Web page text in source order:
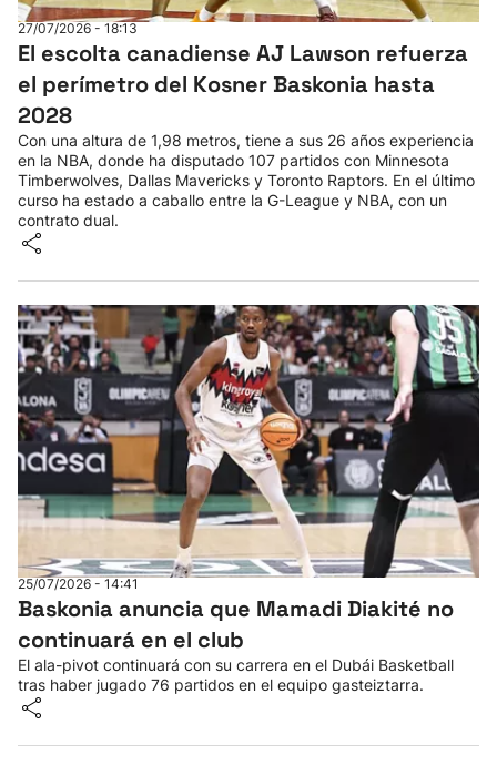
27/07/2026 - 18:13
El escolta canadiense AJ Lawson refuerza
el perímetro del Kosner Baskonia hasta
2028
Con una altura de 1,98 metros, tiene a sus 26 años experiencia
en la NBA, donde ha disputado 107 partidos con Minnesota
Timberwolves, Dallas Mavericks y Toronto Raptors. En el último
curso ha estado a caballo entre la G-League y NBA, con un
contrato dual.
25/07/2026 - 14:41
Baskonia anuncia que Mamadi Diakité no
continuará en el club
El ala-pivot continuará con su carrera en el Dubái Basketball
tras haber jugado 76 partidos en el equipo gasteiztarra.